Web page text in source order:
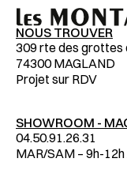
NOUS TROUVER
309 rte des grottes
74300 MAGLAND
Projet sur RDV
SHOWROOM -
04.50.91.26.31
MAR/SAM – 9h-